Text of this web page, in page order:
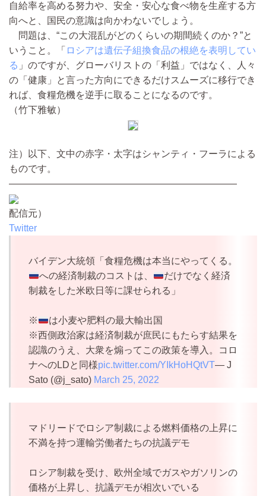
自給率を高める努力や、安全・安心な食べ物を生産する方
向へと、国民の意識は向かわないでしょう。
問題は、“この大混乱がどのくらいの期間続くのか？”と
いうこと。「 ロシアは遺伝子組換食品の根絶を表明してい
る 」のですが、グローバリストの「利益」ではなく、人々
の「健康」と言った方向にできるだけスムーズに移行でき
れば、食糧危機を逆手に取ることになるのです。
（竹下雅敏）
注）以下、文中の赤字・太字はシャンティ・フーラによる
ものです。
————————————————————————
配信元）
Twitter
バイデン大統領「食糧危機は本当にやってくる。
への経済制裁のコストは、
だけでなく経済
制裁をした米欧日等に課せられる」
※
は小麦や肥料の最大輸出国
※西側政治家は経済制裁が庶民にもたらす結果を
認識のうえ、大衆を煽ってこの政策を導入。コロ
ナへのLDと同様pic.twitter.com/YIkHoHQtVT— J
Sato (@j_sato) March 25, 2022
マドリードでロシア制裁による燃料価格の上昇に
不満を持つ運輸労働者たちの抗議デモ
ロシア制裁を受け、欧州全域でガスやガソリンの
価格が上昇し、抗議デモが相次いでいる